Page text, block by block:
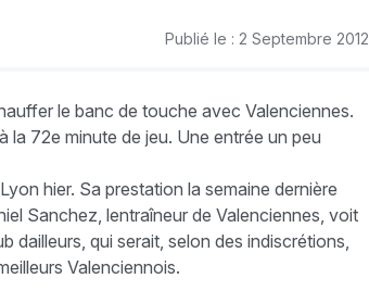
Publié le : 2 Septembre 2012
le banc de touche avec Valenciennes.
la 72e minute de jeu. Une entrée un peu
hier. Sa prestation la semaine dernière
Sanchez, lentraîneur de Valenciennes, voit
qui serait, selon des indiscrétions,
Valenciennois.